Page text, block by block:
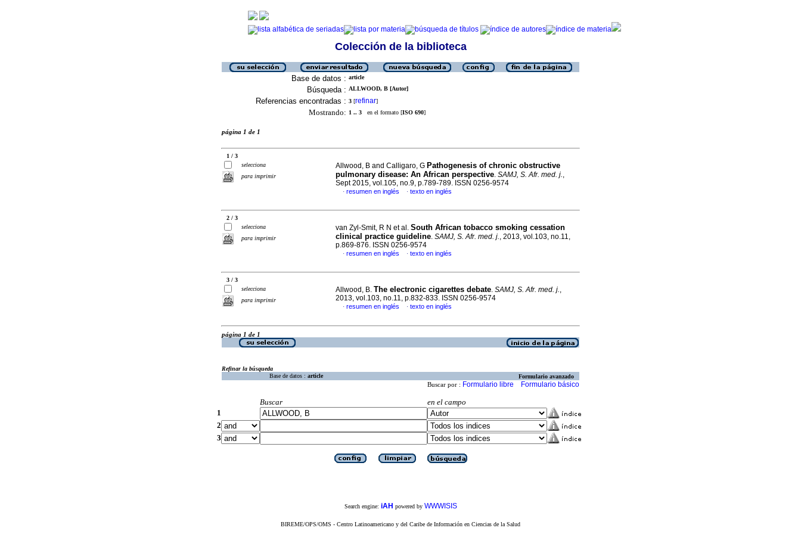
Colección de la biblioteca
Base de datos : article
Búsqueda : ALLWOOD, B [Autor]
Referencias encontradas : 3 [refinar]
Mostrando: 1 .. 3 en el formato [ISO 690]
página 1 de 1
1 / 3
selecciona
para imprimir
Allwood, B and Calligaro, G Pathogenesis of chronic obstructive
pulmonary disease: An African perspective. SAMJ, S. Afr. med. j.,
Sept 2015, vol.105, no.9, p.789-789. ISSN 0256-9574
· resumen en inglés · texto en inglés
2 / 3
selecciona
para imprimir
van Zyl-Smit, R N et al. South African tobacco smoking cessation
clinical practice guideline. SAMJ, S. Afr. med. j., 2013, vol.103, no.11,
p.869-876. ISSN 0256-9574
· resumen en inglés · texto en inglés
3 / 3
selecciona
para imprimir
Allwood, B. The electronic cigarettes debate. SAMJ, S. Afr. med. j.,
2013, vol.103, no.11, p.832-833. ISSN 0256-9574
· resumen en inglés · texto en inglés
página 1 de 1
Refinar la búsqueda
Base de datos : article Formulario avanzado
Buscar por : Formulario libre Formulario básico
Buscar
en el campo
1
2
3
Search engine: iAH powered by WWWISIS
BIREME/OPS/OMS - Centro Latinoamericano y del Caribe de Información en Ciencias de la Salud